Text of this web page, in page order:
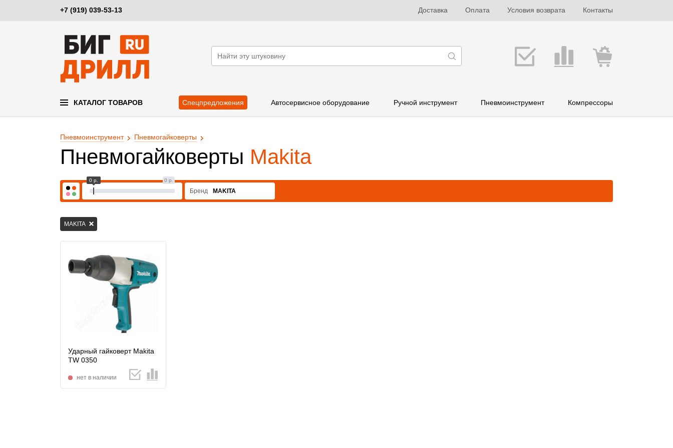
+7 (919) 039-53-13 Доставка Оплата Условия возврата Контакты
КАТАЛОГ ТОВАРОВ Спецпредложения Автосервисное оборудование Ручной инструмент Пневмоинструмент Компрессоры
Пневмоинструмент Пневмогайковерты
Пневмогайковерты Makita
0 р.
0 р.
Бренд MAKITA
MAKITA
Ударный гайковерт Makita
TW 0350
нет в наличии